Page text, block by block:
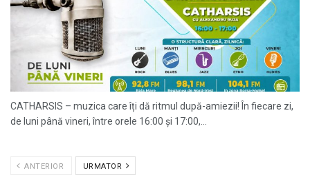
CATHARSIS – muzica care îți dă ritmul după-amiezii! În fiecare zi,
de luni până vineri, între orele 16:00 și 17:00,...
ANTERIOR URMATOR